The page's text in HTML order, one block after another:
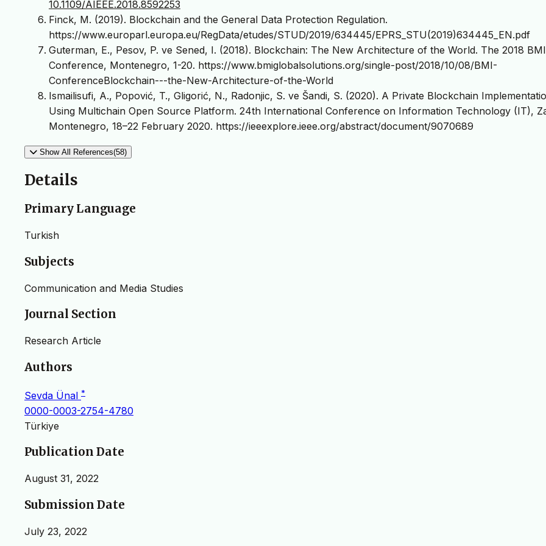
10.1109/AIEEE.2018.8592253
Finck, M. (2019). Blockchain and the General Data Protection Regulation.
https://www.europarl.europa.eu/RegData/etudes/STUD/2019/634445/EPRS_STU(2019)634445_EN.pdf
Guterman, E., Pesov, P. ve Sened, I. (2018). Blockchain: The New Architecture of the World. The 2018 BMI
Conference, Montenegro, 1-20. https://www.bmiglobalsolutions.org/single-post/2018/10/08/BMI-
ConferenceBlockchain---the-New-Architecture-of-the-World
Ismailisufi, A., Popović, T., Gligorić, N., Radonjic, S. ve Šandi, S. (2020). A Private Blockchain
Using Multichain Open Source Platform. 24th International Conference on Information Technology (IT),
Montenegro, 18–22 February 2020. https://ieeexplore.ieee.org/abstract/document/9070689
Show All References(58)
Details
Primary Language
Turkish
Subjects
Communication and Media Studies
Journal Section
Research Article
Authors
Sevda Ünal *
0000-0003-2754-4780
Türkiye
Publication Date
August 31, 2022
Submission Date
July 23, 2022